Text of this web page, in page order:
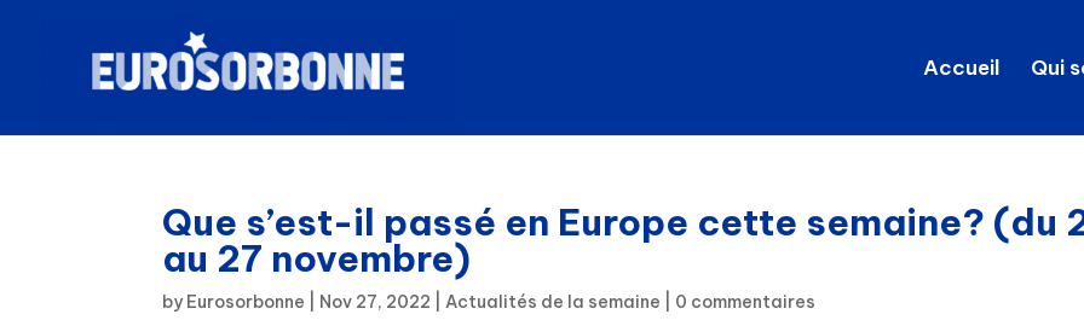
Accueil Qui
Que s’est-il passé en Europe cette semaine? (du
au 27 novembre)
by Eurosorbonne Nov 27, 2022 |Actualités de la semaine 0 commentaires